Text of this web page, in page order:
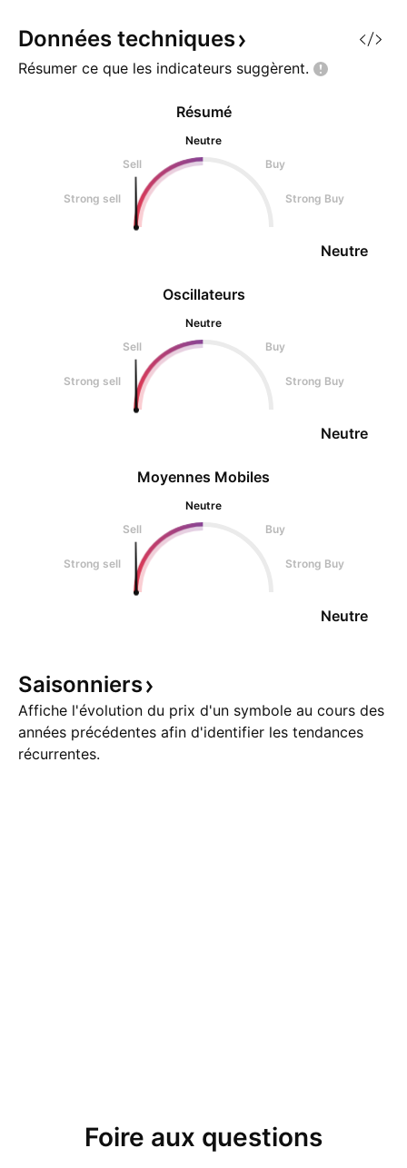
Données techniques
Résumer ce que les indicateurs suggèrent.
Oscillateurs
Neutre
Sell
Buy
Strong sell Strong Buy
Neutre
Résumé
Neutre
Sell
Buy
Strong sell Strong Buy
Neutre
Moyennes Mobiles
Neutre
Sell
Buy
Strong sell Strong Buy
Neutre
Saisonniers
Affiche l'évolution du prix d'un symbole au cours des
années précédentes afin d'identifier les tendances
récurrentes.
Foire aux questions